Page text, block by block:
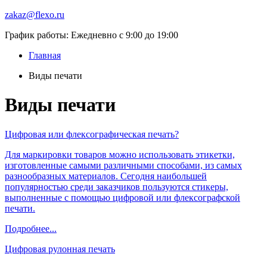
zakaz@flexo.ru
График работы: Ежедневно с 9:00 до 19:00
Главная
Виды печати
Виды печати
Цифровая или флексографическая печать?
Для маркировки товаров можно использовать этикетки,
изготовленные самыми различными способами, из самых
разнообразных материалов. Сегодня наибольшей
популярностью среди заказчиков пользуются стикеры,
выполненные с помощью цифровой или флексографской
печати.
Подробнее...
Цифровая рулонная печать